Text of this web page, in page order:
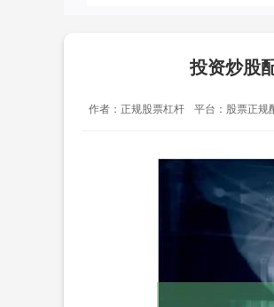
投资炒股
作者：正规股票杠杆 平台：股票正规